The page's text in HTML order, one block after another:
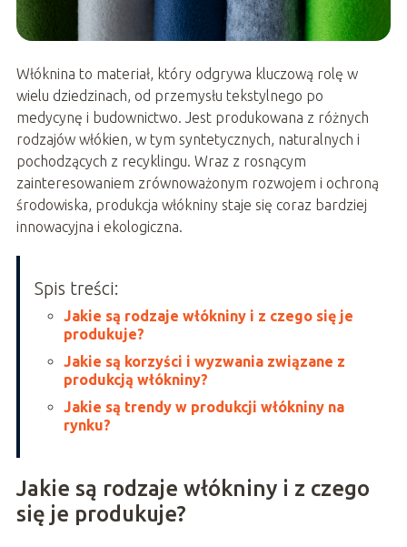
Włóknina to materiał, który odgrywa kluczową rolę w
wielu dziedzinach, od przemysłu tekstylnego po
medycynę i budownictwo. Jest produkowana z różnych
rodzajów włókien, w tym syntetycznych, naturalnych i
pochodzących z recyklingu. Wraz z rosnącym
zainteresowaniem zrównoważonym rozwojem i ochroną
środowiska, produkcja włókniny staje się coraz bardziej
innowacyjna i ekologiczna.
Spis treści:
Jakie są rodzaje włókniny i z czego się je
produkuje?
Jakie są korzyści i wyzwania związane z
produkcją włókniny?
Jakie są trendy w produkcji włókniny na
rynku?
Jakie są rodzaje włókniny i z czego
się je produkuje?